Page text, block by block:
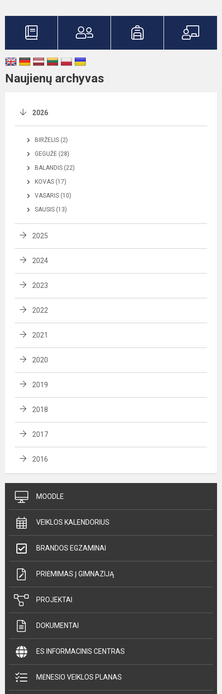
Naujienų archyvas
2026
BIRŽELIS (2)
GEGUŽĖ (28)
BALANDIS (22)
KOVAS (17)
VASARIS (10)
SAUSIS (13)
2025
2024
2023
2022
2021
2020
2019
2018
2017
2016
MOODLE
VEIKLOS KALENDORIUS
BRANDOS EGZAMINAI
PRIĖMIMAS Į GIMNAZIJĄ
PROJEKTAI
DOKUMENTAI
ES INFORMACINIS CENTRAS
MĖNESIO VEIKLOS PLANAS